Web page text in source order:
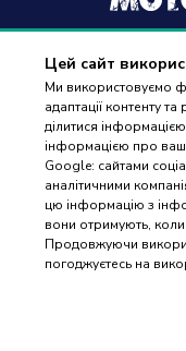
Цей сайт
Ми використовуємо
адаптації контенту
ділитися
інформацією про
Google: сайтами
аналітичними
цю інформацію з
вони отримують, коли
Продовжуючи
погоджуєтесь на
+38
дзвінки